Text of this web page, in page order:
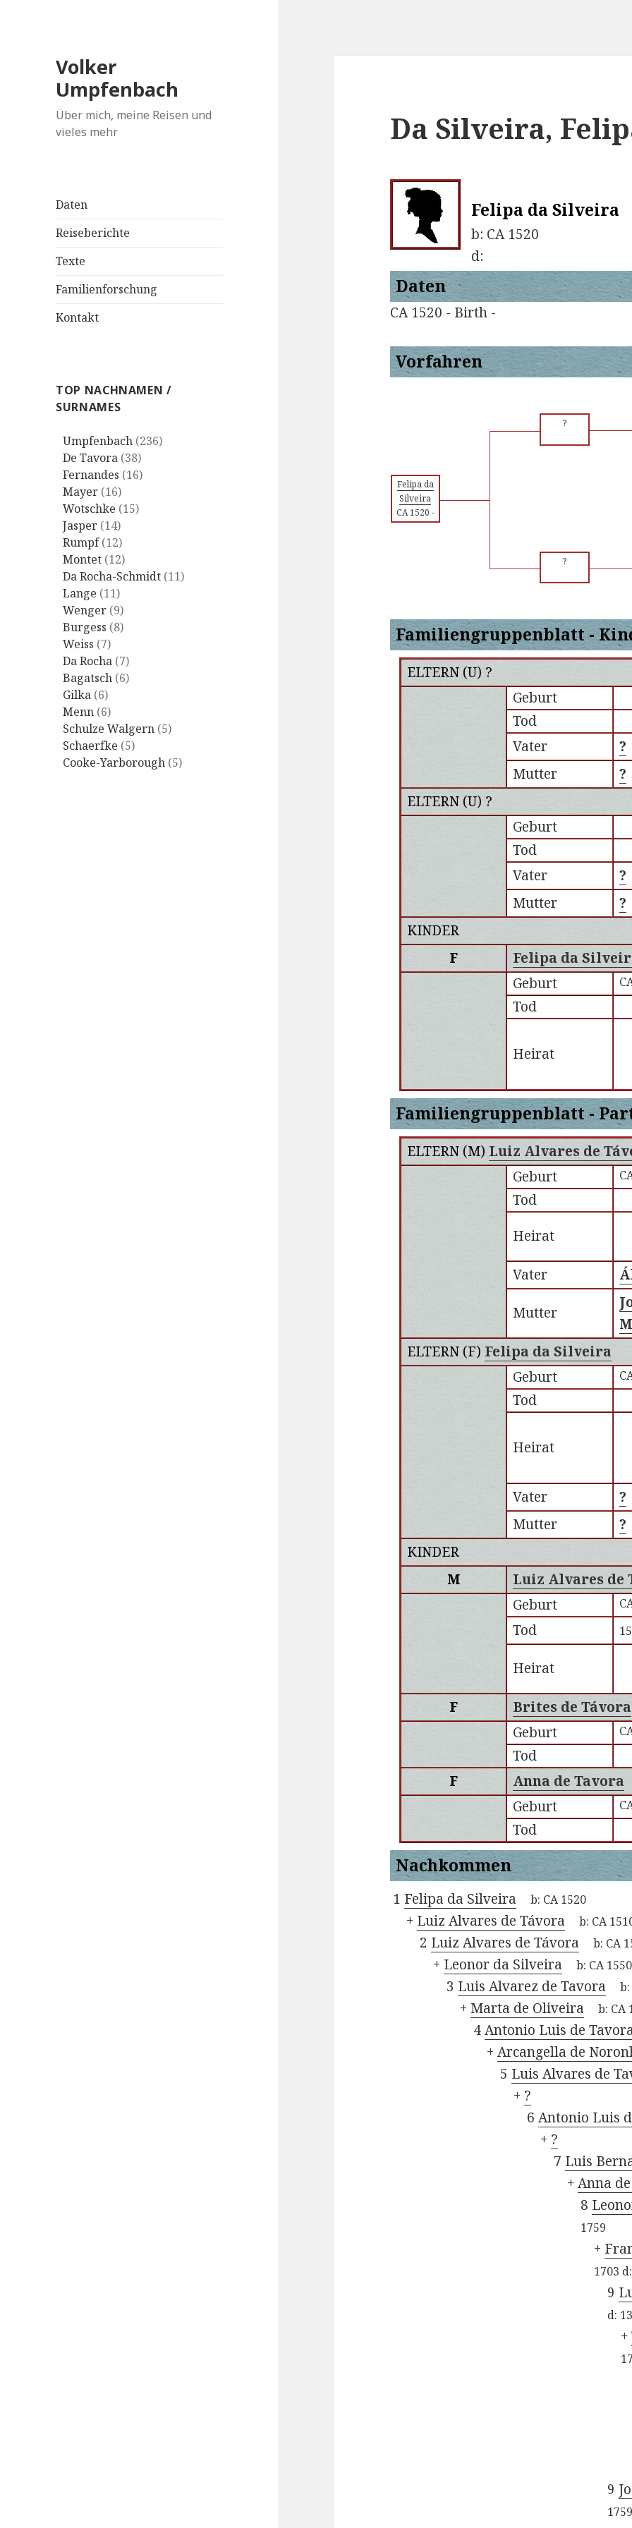
Volker
Umpfenbach
Über mich, meine Reisen und
vieles mehr
Daten
Reiseberichte
Texte
Familienforschung
Kontakt
TOP NACHNAMEN /
SURNAMES
Umpfenbach (236)
De Tavora (38)
Fernandes (16)
Mayer (16)
Wotschke (15)
Jasper (14)
Rumpf(12)
Montet (12)
Da Rocha-Schmidt (11)
Lange (11)
Wenger (9)
Burgess (8)
Weiss (7)
Da Rocha (7)
Bagatsch (6)
Gilka (6)
Menn (6)
Schulze Walgern (5)
Schaerfke (5)
Cooke-Yarborough (5)
Da Silveira,
Felipa da Silveira
b: CA 1520
d:
Daten
CA 1520 - Birth -
Vorfahren
?
Felipa da
Silveira
CA 1520 -
?
Familiengruppenblatt -
ELTERN (U) ?
Geburt
Tod
Vater
?
Mutter
?
ELTERN (U) ?
Geburt
Tod
Vater
?
Mutter
?
KINDER
F
Felipa da
Geburt
Tod
Heirat
Familiengruppenblatt -
ELTERN (M) Luiz Alvares de
Geburt
Tod
Heirat
Vater
Mutter
ELTERN (F) Felipa da Silveira
Geburt
Tod
Heirat
Vater
?
Mutter
?
KINDER
M
Luiz Alvares de
Geburt
Tod
Heirat
F
Brites de Távora
Geburt
Tod
F
Anna de Tavora
Geburt
Tod
Nachkommen
1 Felipa da Silveira b: CA 1520
+ Luiz Alvares de Távora b: CA
2 Luiz Alvares de Távora b: CA
+ Leonor da Silveira b: CA 1550
3 Luis Alvarez de Tavora
+ Marta de Oliveira b: CA
4Antonio Luis de
+Arcangella de
5 Luis Alvares de
+ ?
6Antonio Luis
+ ?
7 Luis
+Anna
8
1759
+
1703
9
d:
+
9